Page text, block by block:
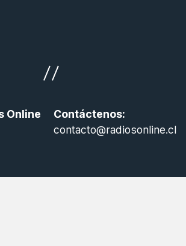
Online
Contáctenos:
contacto@radiosonline.cl